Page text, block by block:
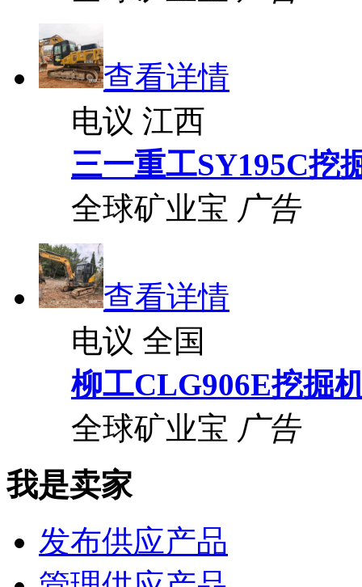
查看详情
电议 江西
三一重工SY195C挖
全球矿业宝 广告
查看详情
电议 全国
柳工CLG906E挖掘
全球矿业宝 广告
我是卖家
发布供应产品